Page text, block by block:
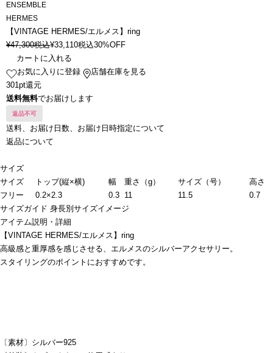
ENSEMBLE
HERMES
【VINTAGE HERMES/エルメス】ring
¥47,300税込¥33,110税込30%OFF
カートに入れる
お気に入りに登録
店舗在庫を見る
301pt還元
送料無料でお届けします
返品不可
送料、お届け日数、お届け日時指定について
返品について
サイズ
サイズ
トップ(縦×横) 幅 重さ（g） サイズ（号）
高さ
フリー
0.2×2.3 0.3 11 11.5
0.7
サイズガイド 身長別サイズイメージ
アイテム説明・詳細
【VINTAGE HERMES/エルメス】ring
高級感と重厚感を感じさせる、エルメスのシルバーアクセサリー。
スタイリングのポイントにおすすめです。
〔素材〕シルバー925